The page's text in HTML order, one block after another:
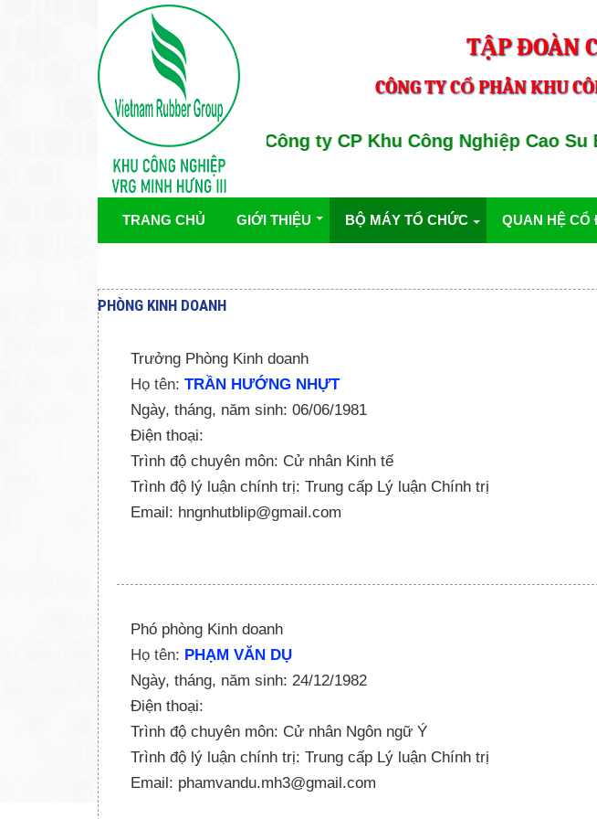
TẬP ĐOÀN
CÔNG TY CỔ PHẦN KHU
Chủ đầu tư : Công ty CP Khu Công Nghiệp Cao Su
TRANG CHỦ GIỚI THIỆU BỘ MÁY TỔ CHỨC QUAN HỆ CỔ
PHÒNG KINH DOANH
Trưởng Phòng Kinh doanh
Họ tên: TRẦN HƯỚNG NHỰT
Ngày, tháng, năm sinh: 06/06/1981
Điện thoại:
Trình độ chuyên môn: Cử nhân Kinh tế
Trình độ lý luận chính trị: Trung cấp Lý luận Chính trị
Email: hngnhutblip@gmail.com
Phó phòng Kinh doanh
Họ tên: PHẠM VĂN DỤ
Ngày, tháng, năm sinh: 24/12/1982
Điện thoại:
Trình độ chuyên môn: Cử nhân Ngôn ngữ Ý
Trình độ lý luận chính trị: Trung cấp Lý luận Chính trị
Email: phamvandu.mh3@gmail.com